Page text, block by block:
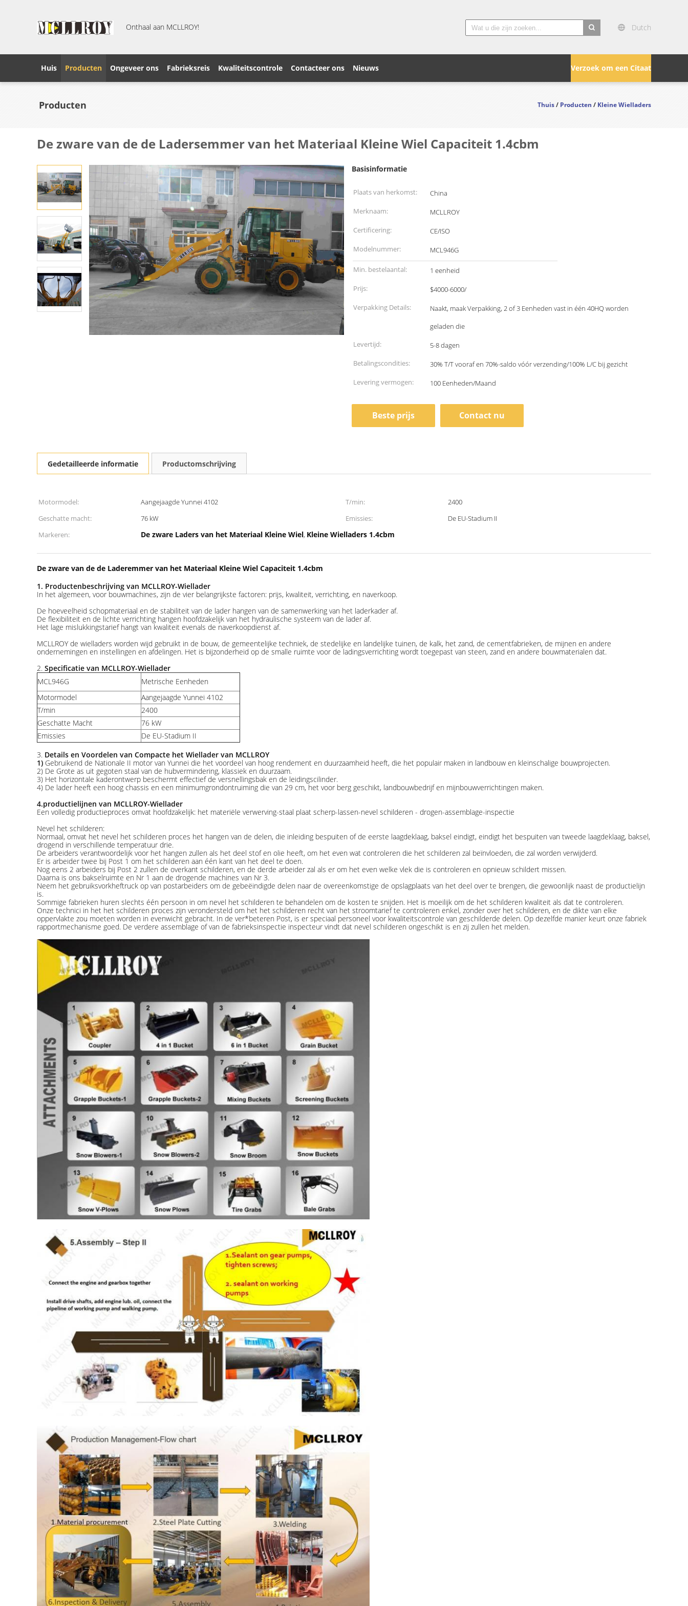
Onthaal aan MCLLROY!
Dutch
Verzoek om een Citaat
Huis Producten Ongeveer ons Fabrieksreis Kwaliteitscontrole Contacteer ons Nieuws
Producten Thuis/Producten/Kleine Wielladers
De zware van de de Ladersemmer van het Materiaal Kleine Wiel Capaciteit 1.4cbm
Basisinformatie
Plaats van herkomst:
China
Merknaam:
MCLLROY
Certificering:
CE/ISO
Modelnummer:
MCL946G
Min. bestelaantal:
1 eenheid
Prijs:
$4000-6000/
Verpakking Details:
Naakt, maak Verpakking, 2 of 3 Eenheden vast in één 40HQ worden
geladen die
Levertijd:
5-8 dagen
Betalingscondities:
30% T/T vooraf en 70%-saldo vóór verzending/100% L/C bij gezicht
Levering vermogen:
100 Eenheden/Maand
Beste prijs Contact nu
Gedetailleerde informatie Productomschrijving
Motormodel: Aangejaagde Yunnei 4102 T/min:
2400
Geschatte macht:
76 kW Emissies:
De EU-Stadium II
Markeren:
De zware Laders van het Materiaal Kleine Wiel, Kleine Wielladers 1.4cbm
De zware van de de Laderemmer van het Materiaal Kleine Wiel Capaciteit 1.4cbm
1. Productenbeschrijving van MCLLROY-Wiellader
In het algemeen, voor bouwmachines, zijn de vier belangrijkste factoren: prijs, kwaliteit, verrichting, en naverkoop.
De hoeveelheid schopmateriaal en de stabiliteit van de lader hangen van de samenwerking van het laderkader af.
De flexibiliteit en de lichte verrichting hangen hoofdzakelijk van het hydraulische systeem van de lader af.
Het lage mislukkingstarief hangt van kwaliteit evenals de naverkoopdienst af.
MCLLROY de wielladers worden wijd gebruikt in de bouw, de gemeentelijke techniek, de stedelijke en landelijke tuinen, de kalk, het zand, de cementfabrieken, de mijnen en andere
ondernemingen en instellingen en afdelingen. Het is bijzonderheid op de smalle ruimte voor de ladingsverrichting wordt toegepast van steen, zand en andere bouwmaterialen dat.
2. Specificatie van MCLLROY-Wiellader
MCL946G
Metrische Eenheden
Motormodel
Aangejaagde Yunnei 4102
T/min
2400
Geschatte Macht
76 kW
Emissies
De EU-Stadium II
3. Details en Voordelen van Compacte het Wiellader van MCLLROY
1) Gebruikend de Nationale II motor van Yunnei die het voordeel van hoog rendement en duurzaamheid heeft, die het populair maken in landbouw en kleinschalige bouwprojecten.
2) De Grote as uit gegoten staal van de hubvermindering, klassiek en duurzaam.
3) Het horizontale kaderontwerp beschermt effectief de versnellingsbak en de leidingscilinder.
4) De lader heeft een hoog chassis en een minimumgrondontruiming die van 29 cm, het voor berg geschikt, landbouwbedrijf en mijnbouwverrichtingen maken.
4.productielijnen van MCLLROY-Wiellader
Een volledig productieproces omvat hoofdzakelijk: het materiële verwerving-staal plaat scherp-lassen-nevel schilderen - drogen-assemblage-inspectie
Nevel het schilderen:
Normaal, omvat het nevel het schilderen proces het hangen van de delen, die inleiding bespuiten of de eerste laagdeklaag, baksel eindigt, eindigt het bespuiten van tweede laagdeklaag, baksel,
drogend in verschillende temperatuur drie.
De arbeiders verantwoordelijk voor het hangen zullen als het deel stof en olie heeft, om het even wat controleren die het schilderen zal beïnvloeden, die zal worden verwijderd.
Er is arbeider twee bij Post 1 om het schilderen aan één kant van het deel te doen.
Nog eens 2 arbeiders bij Post 2 zullen de overkant schilderen, en de derde arbeider zal als er om het even welke vlek die is controleren en opnieuw schildert missen.
Daarna is ons bakselruimte en Nr 1 aan de drogende machines van Nr 3.
Neem het gebruiksvorkheftruck op van postarbeiders om de gebeëindigde delen naar de overeenkomstige de opslagplaats van het deel over te brengen, die gewoonlijk naast de productielijn
is.
Sommige fabrieken huren slechts één persoon in om nevel het schilderen te behandelen om de kosten te snijden. Het is moeilijk om de het schilderen kwaliteit als dat te controleren.
Onze technici in het het schilderen proces zijn verondersteld om het het schilderen recht van het stroomtarief te controleren enkel, zonder over het schilderen, en de dikte van elke
oppervlakte zou moeten worden in evenwicht gebracht. In de ver*beteren Post, is er speciaal personeel voor kwaliteitscontrole van geschilderde delen. Op dezelfde manier keurt onze fabriek
rapportmechanisme goed. De verdere assemblage of van de fabrieksinspectie inspecteur vindt dat nevel schilderen ongeschikt is en zij zullen het melden.